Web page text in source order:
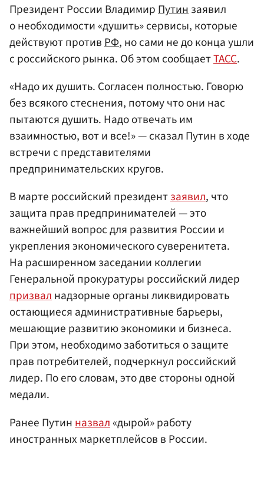
Президент России ВладимирПутинзаявил
о необходимости «душить» сервисы, которые
действуют противРФ, но сами не до конца ушли
с российского рынка. Об этом сообщаетТАСС.
«Надо их душить. Согласен полностью. Говорю
без всякого стеснения, потому что они нас
пытаются душить. Надо отвечать им
взаимностью, вот и все!» — сказал Путин в ходе
встречи с представителями
предпринимательских кругов.
В марте российский президентзаявил, что
защита прав предпринимателей — это
важнейший вопрос для развития России и
укрепления экономического суверенитета.
На расширенном заседании коллегии
Генеральной прокуратуры российский лидер
призвалнадзорные органы ликвидировать
остающиеся административные барьеры,
мешающие развитию экономики и бизнеса.
При этом, необходимо заботиться о защите
прав потребителей, подчеркнул российский
лидер. По его словам, это две стороны одной
медали.
Ранее Путин назвал«дырой» работу
иностранных маркетплейсов в России.